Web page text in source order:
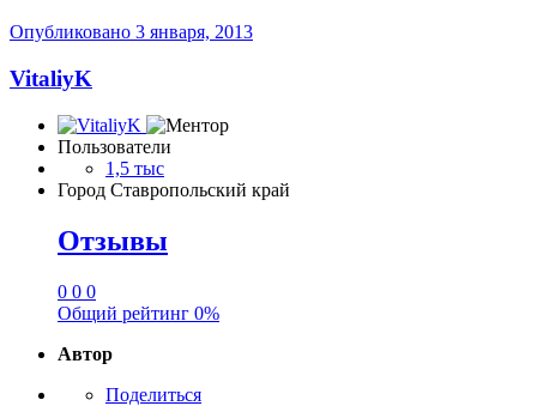
Опубликовано 3 января, 2013
VitaliyK
Пользователи
1,5 тыс
Город Ставропольский край
Отзывы
0 0 0
Общий рейтинг 0%
Автор
Поделиться